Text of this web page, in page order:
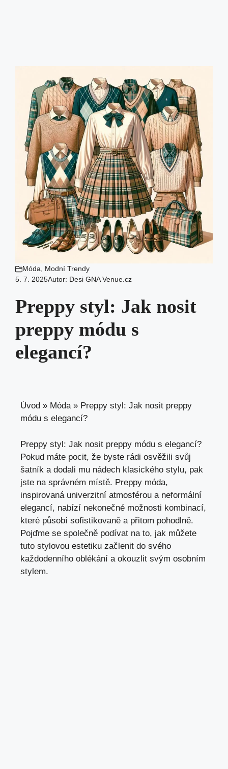
Móda
Modní Trendy
5. 7. 2025Autor: Desi GNA Venue.cz
Preppy styl: Jak nosit
preppy módu s
elegancí?
Úvod » Móda» Preppy styl: Jak nosit preppy
módu s elegancí?
Preppy ⁤styl:‌ Jak⁤ nosit‍ preppy módu s elegancí?
‍Pokud máte ⁣pocit, že ‍byste rádi osvěžili svůj
šatník a ⁤dodali mu nádech ⁤klasického stylu, pak
jste na správném místě. Preppy móda,
inspirovaná ⁢univerzitní atmosférou ​a ⁤neformální
elegancí, nabízí nekonečné​ možnosti⁢ kombinací,
které působí sofistikovaně a přitom pohodlně.⁤
Pojďme se společně podívat⁣ na to, jak můžete ​
tuto stylovou estetiku začlenit do svého
každodenního oblékání a okouzlit svým osobním
stylem.